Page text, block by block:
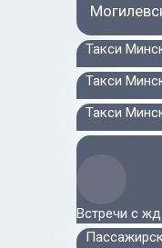
Такси
Такси
Такси
Встречи с